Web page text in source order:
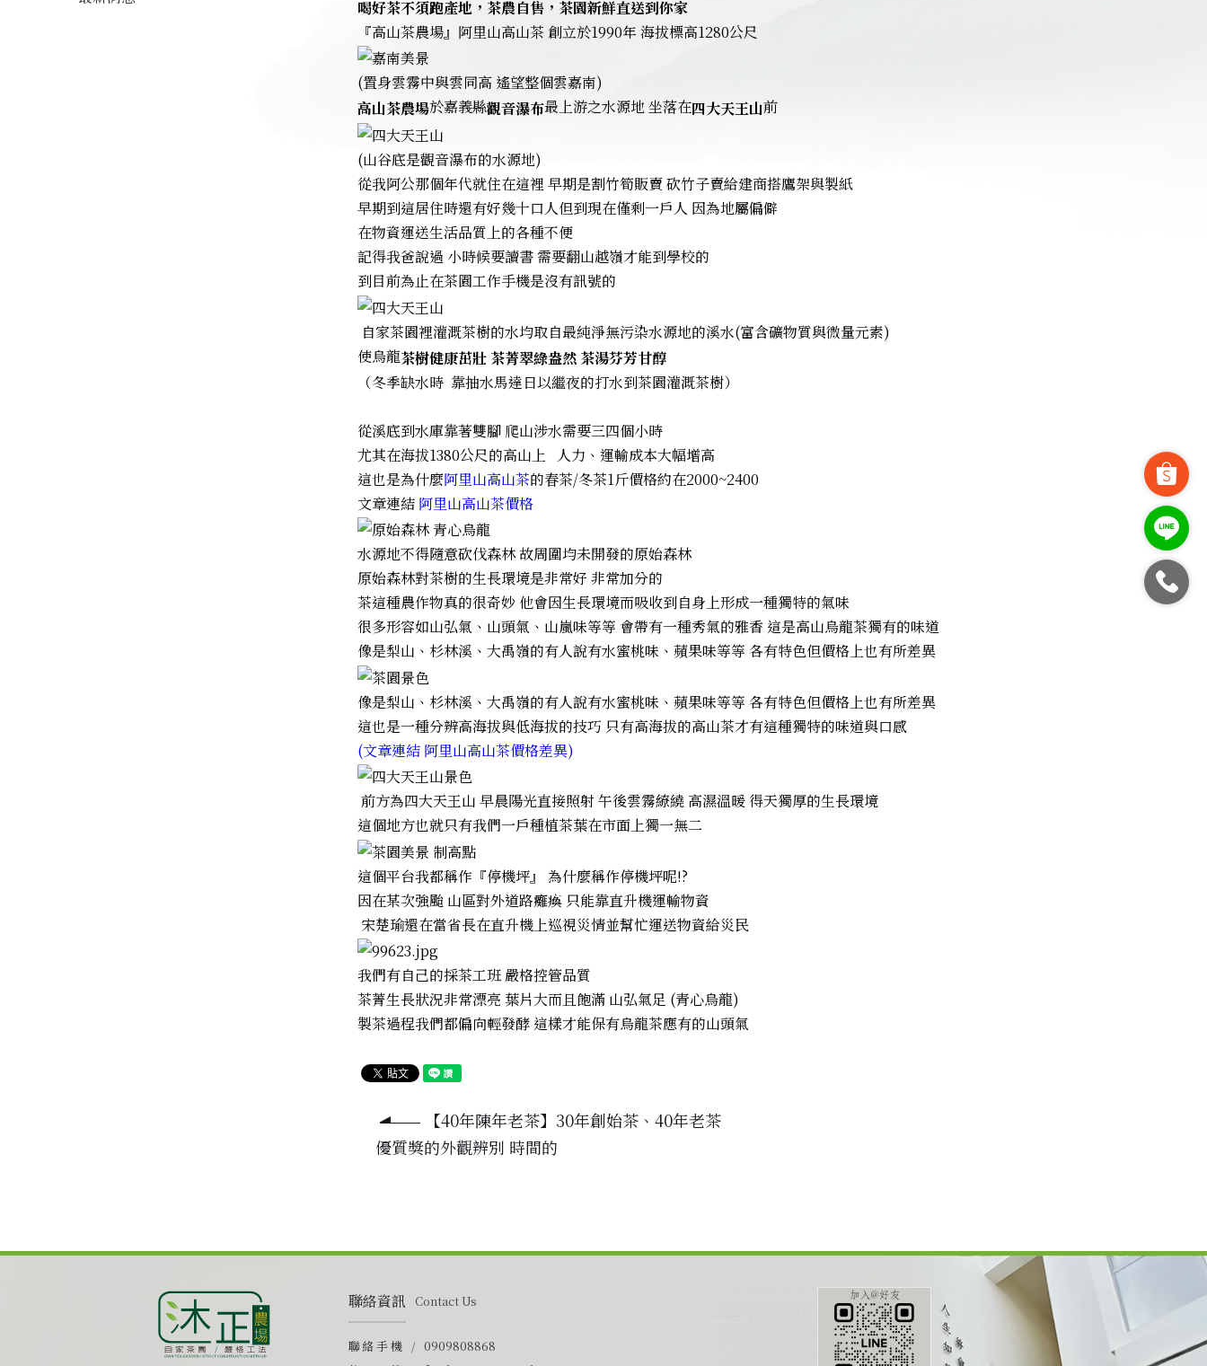
喝好茶不須跑產地，茶農自售，茶園新鮮直送到你家
『高山茶農場』阿里山高山茶 創立於1990年 海拔標高1280公尺
(置身雲霧中與雲同高 遙望整個雲嘉南)
高山茶農場於嘉義縣觀音瀑布最上游之水源地 坐落在四大天王山前
(山谷底是觀音瀑布的水源地)
從我阿公那個年代就住在這裡 早期是割竹筍販賣 砍竹子賣給建商搭鷹架與製紙
早期到這居住時還有好幾十口人但到現在僅剩一戶人 因為地屬偏僻
在物資運送生活品質上的各種不便
記得我爸說過 小時候要讀書 需要翻山越嶺才能到學校的
到目前為止在茶園工作手機是沒有訊號的
自家茶園裡灌溉茶樹的水均取自最純淨無污染水源地的溪水(富含礦物質與微量元素)
使烏龍茶樹健康茁壯 茶菁翠綠盎然 茶湯芬芳甘醇
（冬季缺水時 靠抽水馬達日以繼夜的打水到茶園灌溉茶樹）
從溪底到水庫靠著雙腳 爬山涉水需要三四個小時
尤其在海拔1380公尺的高山上 人力、運輸成本大幅增高
這也是為什麼阿里山高山茶的春茶/冬茶1斤價格約在2000~2400
文章連結阿里山高山茶價格
水源地不得隨意砍伐森林 故周圍均未開發的原始森林
原始森林對茶樹的生長環境是非常好 非常加分的
茶這種農作物真的很奇妙 他會因生長環境而吸收到自身上形成一種獨特的氣味
很多形容如山弘氣、山頭氣、山嵐味等等 會帶有一種秀氣的雅香 這是高山烏龍茶獨有的味道
像是梨山、杉林溪、大禹嶺的有人說有水蜜桃味、蘋果味等等 各有特色但價格上也有所差異
像是梨山、杉林溪、大禹嶺的有人說有水蜜桃味、蘋果味等等 各有特色但價格上也有所差異
這也是一種分辨高海拔與低海拔的技巧 只有高海拔的高山茶才有這種獨特的味道與口感
(文章連結 阿里山高山茶價格差異)
前方為四大天王山 早晨陽光直接照射 午後雲霧繚繞 高濕溫暖 得天獨厚的生長環境
這個地方也就只有我們一戶種植茶葉在市面上獨一無二
這個平台我都稱作『停機坪』 為什麼稱作停機坪呢!?
因在某次強颱 山區對外道路癱瘓 只能靠直升機運輸物資
宋楚瑜還在當省長在直升機上巡視災情並幫忙運送物資給災民
我們有自己的採茶工班 嚴格控管品質
茶菁生長狀況非常漂亮 葉片大而且飽滿 山弘氣足 (青心烏龍)
製茶過程我們都偏向輕發酵 這樣才能保有烏龍茶應有的山頭氣
【40年陳年老茶】30年創始茶、40年老茶
優質獎的外觀辨別 時間的
聯絡資訊 Contact Us
聯絡手機
0909808868